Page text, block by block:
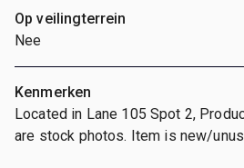
Op veilingterrein
Nee
Kenmerken
Located in Lane 105 Spot 2,
are stock photos. Item is new/